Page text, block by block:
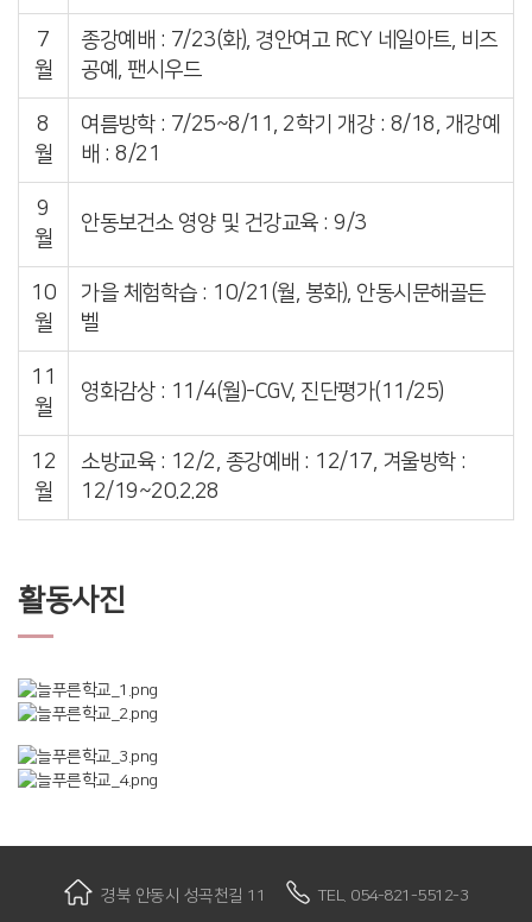
7
월
종강예배 : 7/23(화), 경안여고 RCY 네일아트, 비즈
공예, 팬시우드
8
월
여름방학 : 7/25~8/11, 2학기 개강 : 8/18, 개강예
배 : 8/21
9
월
안동보건소 영양 및 건강교육 : 9/3
10
월
가을 체험학습 : 10/21(월, 봉화), 안동시문해골든
벨
11
월
영화감상 : 11/4(월)-CGV, 진단평가(11/25)
12
월
소방교육 : 12/2, 종강예배 : 12/17, 겨울방학 :
12/19~20.2.28
활동사진
경북 안동시 성곡천길 11 TEL. 054-821-5512-3